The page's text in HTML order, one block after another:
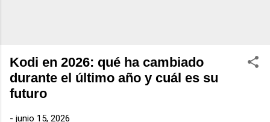
Kodi en 2026: qué ha cambiado
durante el último año y cuál es su
futuro
- junio 15, 2026